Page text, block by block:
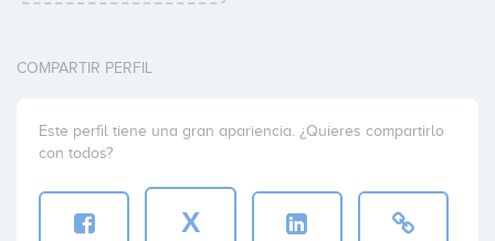
COMPARTIR PERFIL
Este perfil tiene una gran apariencia. ¿Quieres compartirlo
con todos?
X